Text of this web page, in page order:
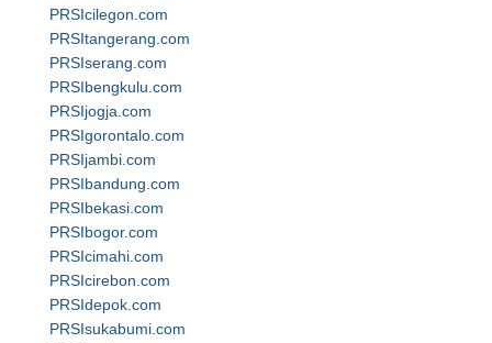
PRSIcilegon.com
PRSItangerang.com
PRSIserang.com
PRSIbengkulu.com
PRSIjogja.com
PRSIgorontalo.com
PRSIjambi.com
PRSIbandung.com
PRSIbekasi.com
PRSIbogor.com
PRSIcimahi.com
PRSIcirebon.com
PRSIdepok.com
PRSIsukabumi.com